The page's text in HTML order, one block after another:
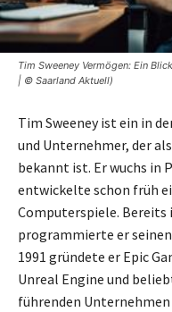
Tim Sweeney Vermögen: Ein
| © Saarland Aktuell)
Tim Sweeney ist ein in
und Unternehmer, der
bekannt ist. Er wuchs in
entwickelte schon früh
Computerspiele. Bereits
programmierte er
1991 gründete er Epic
Unreal Engine und
führenden